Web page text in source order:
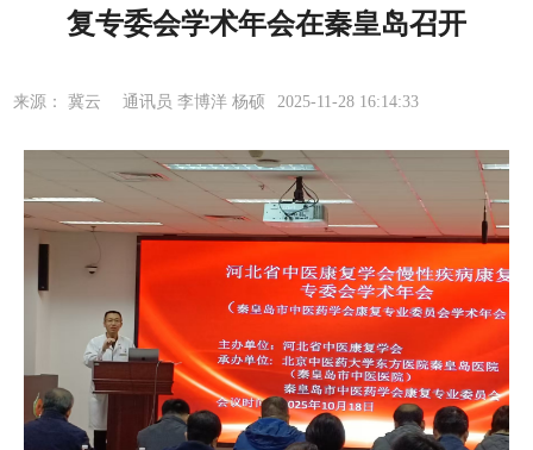
复专委会学术年会在秦皇岛召开
来源： 冀云 通讯员 李博洋 杨硕 2025-11-28 16:14:33